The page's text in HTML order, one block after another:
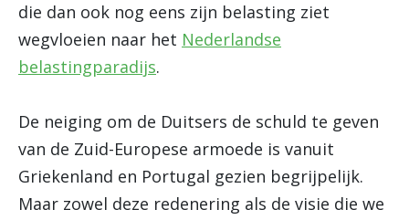
die dan ook nog eens zijn belasting ziet
wegvloeien naar het Nederlandse
belastingparadijs.
De neiging om de Duitsers de schuld te geven
van de Zuid-Europese armoede is vanuit
Griekenland en Portugal gezien begrijpelijk.
Maar zowel deze redenering als de visie die we